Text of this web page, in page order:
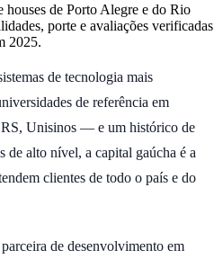
houses de Porto Alegre e do Rio
porte e avaliações verificadas
2025.
de tecnologia mais
de referência em
Unisinos — e um histórico de
de alto nível, a capital gaúcha é a
clientes de todo o país e do
de desenvolvimento em